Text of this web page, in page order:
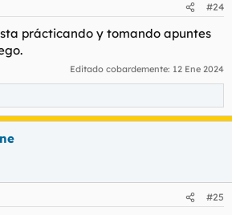
#24
prácticando y tomando apuntes
Editado cobardemente: 12 Ene 2024
#25